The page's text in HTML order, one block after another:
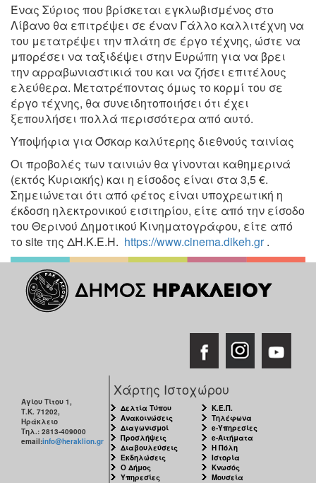
Ένας Σύριος που βρίσκεται εγκλωβισμένος στο
Λίβανο θα επιτρέψει σε έναν Γάλλο καλλιτέχνη να
του μετατρέψει την πλάτη σε έργο τέχνης, ώστε να
μπορέσει να ταξιδέψει στην Ευρώπη για να βρει
την αρραβωνιαστικιά του και να ζήσει επιτέλους
ελεύθερα. Μετατρέποντας όμως το κορμί του σε
έργο τέχνης, θα συνειδητοποιήσει ότι έχει
ξεπουλήσει πολλά περισσότερα από αυτό.
Υποψήφια για Όσκαρ καλύτερης διεθνούς ταινίας
Οι προβολές των ταινιών θα γίνονται καθημερινά
(εκτός Κυριακής) και η είσοδος είναι στα 3,5 €.
Σημειώνεται ότι από φέτος είναι υποχρεωτική η
έκδοση ηλεκτρονικού εισιτηρίου, είτε από την είσοδο
του Θερινού Δημοτικού Κινηματογράφου, είτε από
το site της ΔΗ.Κ.Ε.Η. https://www.cinema.dikeh.gr.
Αγίου Τίτου 1,
Τ.Κ. 71202,
Ηράκλειο
Τηλ.: 2813-409000
email:info@heraklion.gr
Χάρτης Ιστοχώρου
Δελτία Τύπου
Ανακοινώσεις
Διαγωνισμοί
Προσλήψεις
Διαβουλεύσεις
Εκδηλώσεις
Ο Δήμος
Υπηρεσίες
Κ.Ε.Π.
Τηλέφωνα
e-Υπηρεσίες
e-Αιτήματα
Η Πόλη
Ιστορία
Κνωσός
Μουσεία